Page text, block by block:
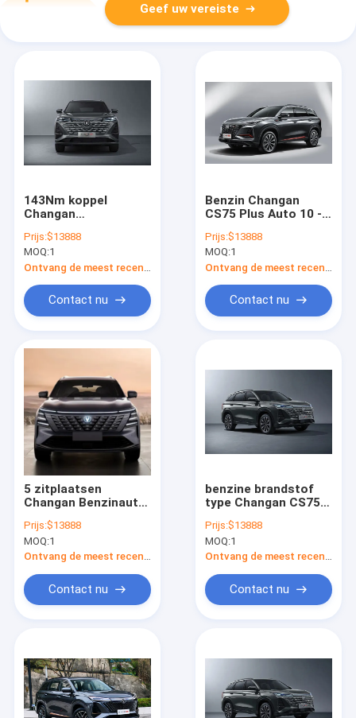
Producten
Videos
Geef uw vereiste
143Nm koppel
Changan
Plus Slank lijnen
Dynamische bochten
Prijs:$13888
MOQ:1
Contact nu
Benzin Changan
CS75 Plus Auto 10 -
Brandstofverbruik
200 km/h Maximale
snelheid
Prijs:$13888
MOQ:1
Contact nu
5 zitplaatsen
Changan Benzinauto
Plus Voorwiel
aandrijving 200km/h
Prijs:$13888
MOQ:1
Ontvang de meest recente Prijs
Contact nu
benzine brandstof
type Changan CS75
zitplaatsen
Prijs:$13888
MOQ:1
Ontvang de meest recente Prijs
Contact nu